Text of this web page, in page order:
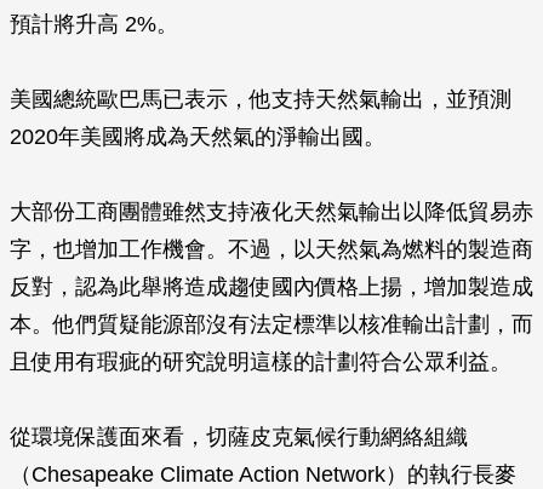
預計將升高 2%。
美國總統歐巴馬已表示，他支持天然氣輸出，並預測
2020年美國將成為天然氣的淨輸出國。
大部份工商團體雖然支持液化天然氣輸出以降低貿易赤
字，也增加工作機會。不過，以天然氣為燃料的製造商
反對，認為此舉將造成趨使國內價格上揚，增加製造成
本。他們質疑能源部沒有法定標準以核准輸出計劃，而
且使用有瑕疵的研究說明這樣的計劃符合公眾利益。
從環境保護面來看，切薩皮克氣候行動網絡組織
（Chesapeake Climate Action Network）的執行長麥